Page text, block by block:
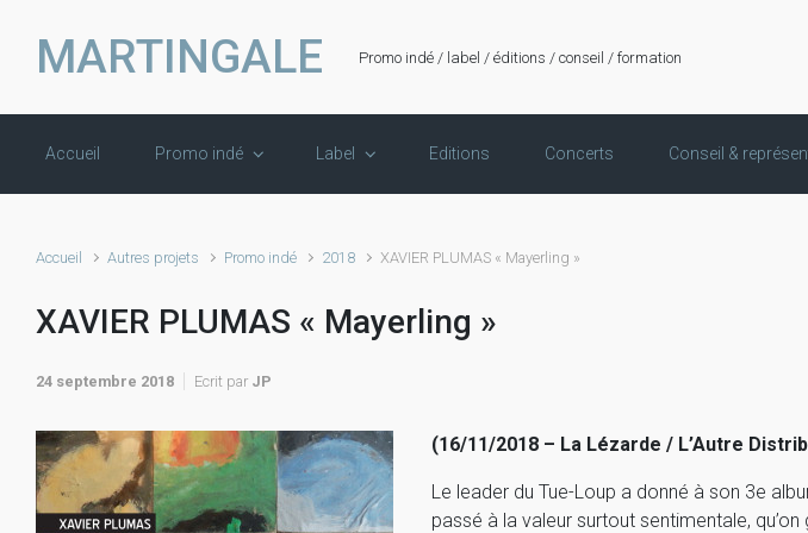
MARTINGALE Promo indé / label / éditions / conseil / formation
Accueil Promo indé Label Editions Concerts Conseil &
Accueil Autres projets Promo indé 2018 XAVIER PLUMAS « Mayerling »
XAVIER PLUMAS « Mayerling »
24 septembre 2018 Ecrit par JP
(16/11/2018 – La Lézarde / L’Autre
Le leader du Tue-Loup a donné à son 3e
passé à la valeur surtout sentimentale,